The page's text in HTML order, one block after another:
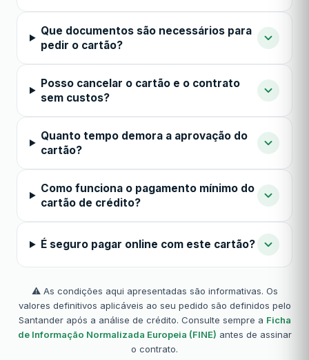
Que documentos são necessários para
pedir o cartão?
Posso cancelar o cartão e o contrato
sem custos?
Quanto tempo demora a aprovação do
cartão?
Como funciona o pagamento mínimo do
cartão de crédito?
É seguro pagar online com este cartão?
⚠️ As condições aqui apresentadas são informativas. Os
valores definitivos aplicáveis ao seu pedido são definidos pelo
Santander após a análise de crédito. Consulte sempre a Ficha
de Informação Normalizada Europeia (FINE) antes de assinar
o contrato.